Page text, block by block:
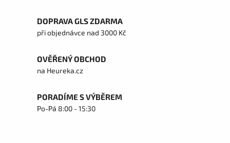
DOPRAVA GLS ZDARMA
při objednávce nad 3000 Kč
OVĚŘENÝ OBCHOD
na Heureka.cz
PORADÍME S VÝBĚREM
Po-Pá 8:00 - 15:30